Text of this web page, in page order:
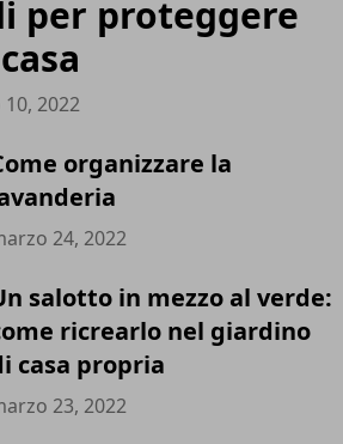
per proteggere
2022
organizzare la
24, 2022
salotto in mezzo al verde:
ricrearlo nel giardino
casa propria
23, 2022